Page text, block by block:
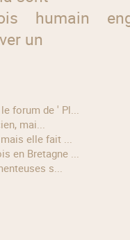
humain
un
forum de ' Pl...
mai...
elle fait ...
en Bretagne ...
s...